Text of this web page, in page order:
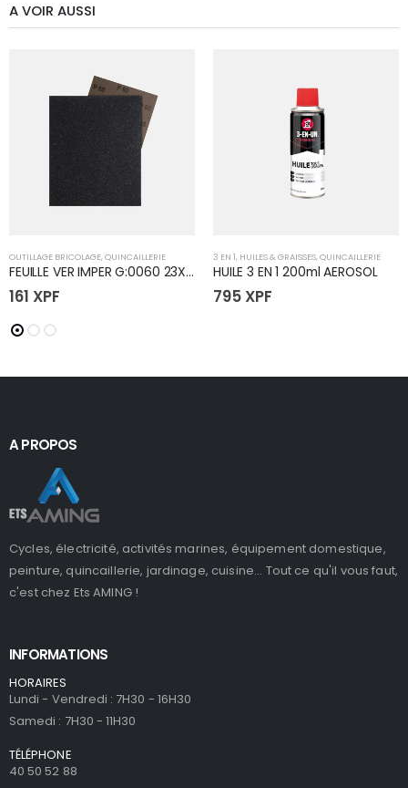
A VOIR AUSSI
OUTILLAGE BRICOLAGE, QUINCAILLERIE
FEUILLE VER IMPER G:0060 23X28
161 XPF
3 EN 1, HUILES & GRAISSES, QUINCAILLERIE
HUILE 3 EN 1 200ml AEROSOL
795 XPF
A PROPOS
Cycles, électricité, activités marines, équipement domestique,
peinture, quincaillerie, jardinage, cuisine... Tout ce qu'il vous faut,
c'est chez Ets AMING !
INFORMATIONS
HORAIRES
Lundi - Vendredi : 7H30 - 16H30
Samedi : 7H30 - 11H30
TÉLÉPHONE
40 50 52 88